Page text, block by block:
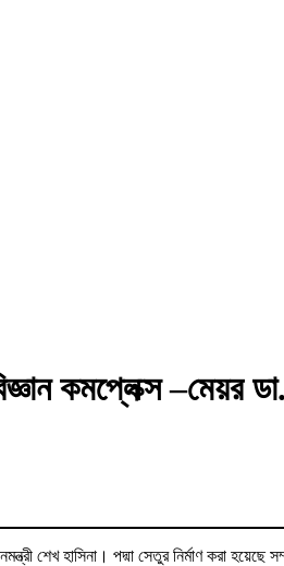
কমপ্লেক্স –মেয়র
শেখ হাসিনা। পদ্মা সেতুর নির্মাণ করা